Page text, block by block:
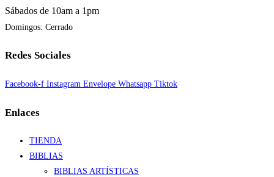
Sábados de 10am a 1pm
Domingos: Cerrado
Redes Sociales
Facebook-f Instagram Envelope Whatsapp Tiktok
Enlaces
TIENDA
BIBLIAS
BIBLIAS ARTÍSTICAS